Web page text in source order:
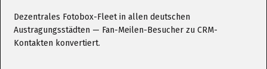
Dezentrales Fotobox-Fleet in allen deutschen
Austragungsstädten — Fan-Meilen-Besucher zu CRM-
Kontakten konvertiert.